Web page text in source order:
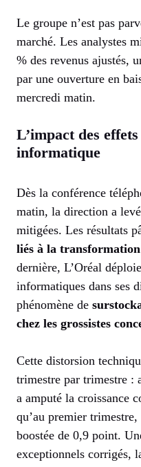
Le groupe n’est pas
marché. Les analystes
% des revenus ajustés,
par une ouverture en
mercredi matin.
L’impact des
informatique
Dès la conférence
matin, la direction a
mitigées. Les résultats
liés à la
dernière, L’Oréal
informatiques dans ses
phénomène de
chez les grossistes
Cette distorsion
trimestre par trimestre :
a amputé la croissance
qu’au premier
boostée de 0,9 point.
exceptionnels corrigés,